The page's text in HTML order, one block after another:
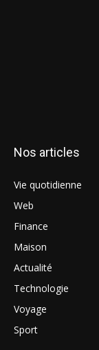
Nos articles
Vie quotidienne
Web
Finance
Maison
Actualité
Technologie
Voyage
Sport